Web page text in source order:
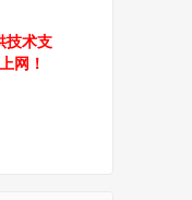
技术支
网！